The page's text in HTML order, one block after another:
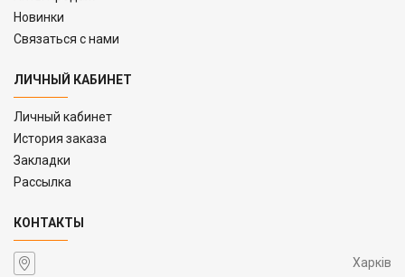
Новинки
Связаться с нами
ЛИЧНЫЙ КАБИНЕТ
Личный кабинет
История заказа
Закладки
Рассылка
КОНТАКТЫ
Харків